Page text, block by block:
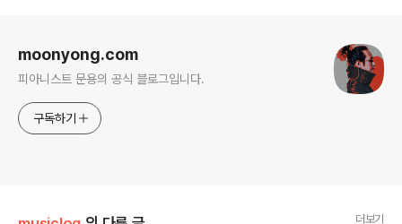
moonyong.com
피아니스트 문용의 공식 블로그입니다.
구독하기
더보기